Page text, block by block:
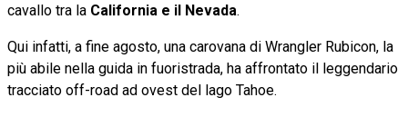
cavallo tra la California e il Nevada.
Qui infatti, a fine agosto, una carovana di Wrangler Rubicon, la
più abile nella guida in fuoristrada, ha affrontato il leggendario
tracciato off-road ad ovest del lago Tahoe.